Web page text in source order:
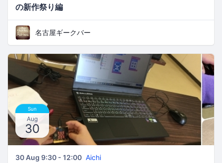
の新作祭り編
名古屋ギークバー
Sun
Aug
30
30 Aug 9:30 - 12:00 Aichi